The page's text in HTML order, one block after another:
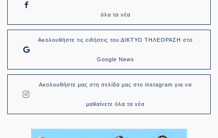
όλα τα νέα
Ακολουθήστε τις ειδήσεις του ΔΙΚΤΥΟ ΤΗΛΕΟΡΑΣΗ στο
Google News
Ακολουθήστε μας στη σελίδα μας στο instagram για να
μαθαίνετε όλα τα νέα